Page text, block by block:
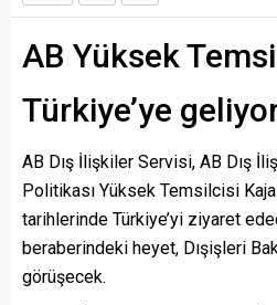
AB Yüksek
Türkiye’ye
AB Dış İlişkiler Servisi, AB Dış
Politikası Yüksek Temsilcisi
tarihlerinde Türkiye’yi ziyaret
beraberindeki heyet, Dışişleri
görüşecek.